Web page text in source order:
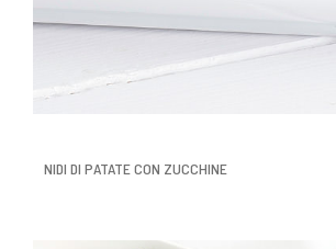
NIDI DI PATATE CON ZUCCHINE